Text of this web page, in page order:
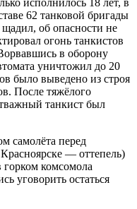
исполнилось 18 лет, в
62 танковой бригады
об опасности не
огонь танкистов
в оборону
уничтожил до 20
было выведено из строя
После тяжёлого
танкист был
самолёта перед
— оттепель)
комсомола
уговорить остаться